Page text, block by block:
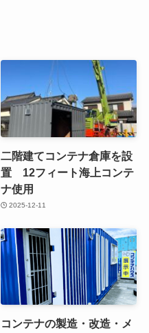
二階建てコンテナ倉庫を設
置 12フィート海上コンテ
ナ使用
2025-12-11
コンテナの製造・改造・メ